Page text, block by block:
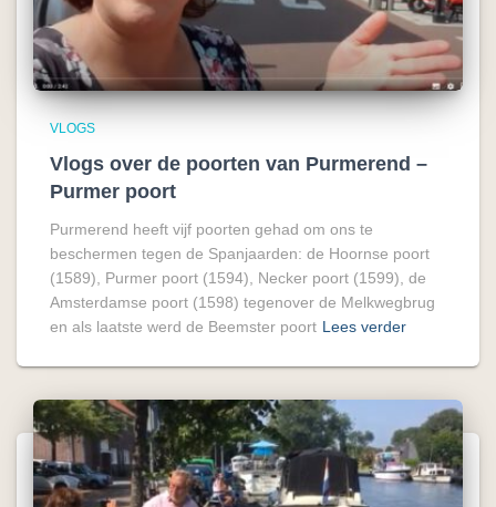
VLOGS
Vlogs over de poorten van Purmerend –
Purmer poort
Purmerend heeft vijf poorten gehad om ons te
beschermen tegen de Spanjaarden: de Hoornse poort
(1589), Purmer poort (1594), Necker poort (1599), de
Amsterdamse poort (1598) tegenover de Melkwegbrug
en als laatste werd de Beemster poort Lees verder